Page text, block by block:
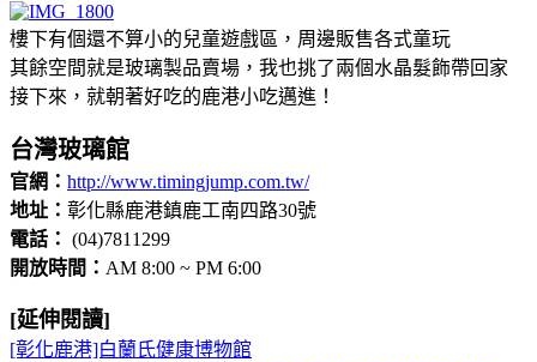
樓下有個還不算小的兒童遊戲區，周邊販售各式童玩
其餘空間就是玻璃製品賣場，我也挑了兩個水晶髮飾帶回家
接下來，就朝著好吃的鹿港小吃邁進！
台灣玻璃館
官網： http://www.timingjump.com.tw/
地址： 彰化縣鹿港鎮鹿工南四路30號
電話： (04)7811299
開放時間： AM 8:00 ~ PM 6:00
[延伸閱讀]
[彰化鹿港]白蘭氏健康博物館